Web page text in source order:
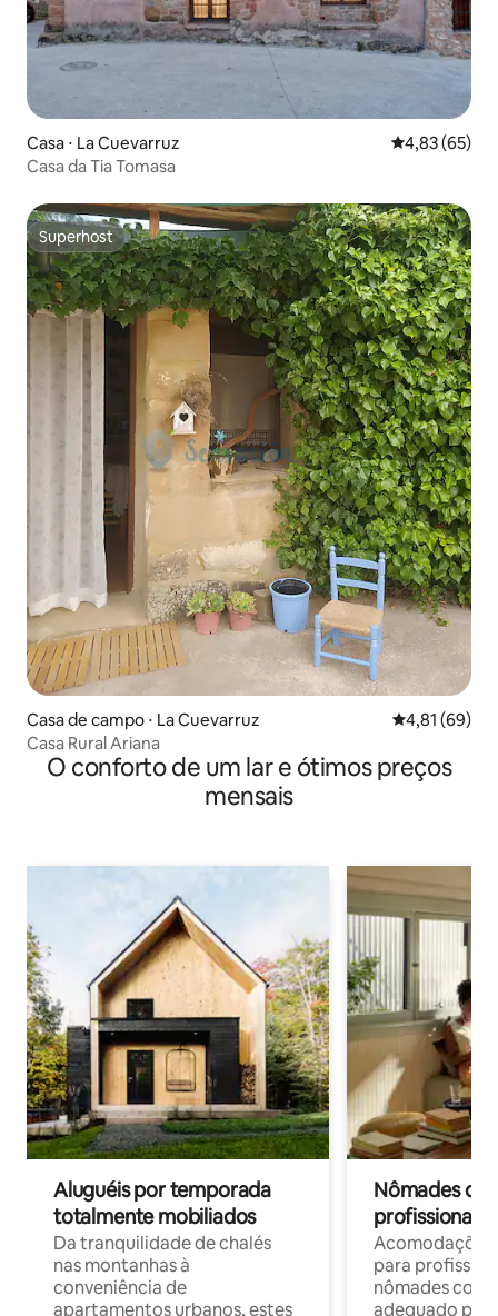
Casa ⋅ La Cuevarruz 4,83 de uma
4,83 (65)
Casa da Tia Tomasa
Superhost
Superhost
Casa de campo ⋅ La Cuevarruz 4,81 de uma
4,81 (69)
Casa Rural Ariana
O conforto de um lar e ótimos preços
mensais
Aluguéis por temporada
totalmente mobiliados
Da tranquilidade de chalés
nas montanhas à
conveniência de
apartamentos urbanos, estes
Nômades
profissionais
para
nômades com
adequado